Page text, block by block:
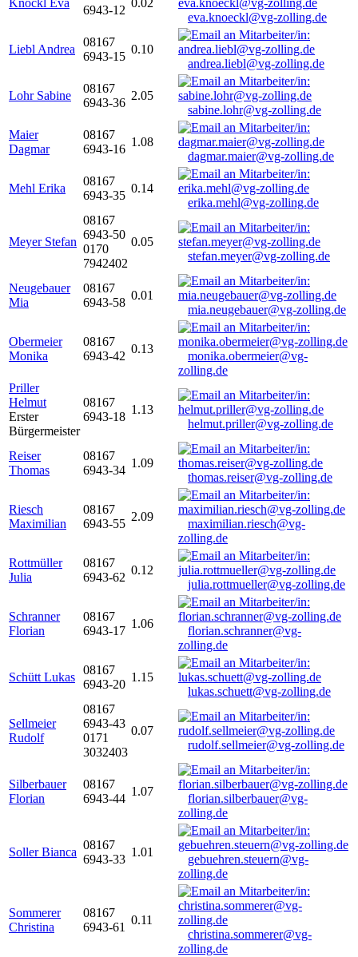
Knöckl Eva
6943-12
0.02
eva.knoeckl@vg-zolling.de
Liebl Andrea
08167
6943-15
0.10
andrea.liebl@vg-zolling.de
Lohr Sabine
08167
6943-36
2.05
sabine.lohr@vg-zolling.de
Maier
Dagmar
08167
6943-16
1.08
dagmar.maier@vg-zolling.de
Mehl Erika
08167
6943-35
0.14
erika.mehl@vg-zolling.de
Meyer Stefan
08167
6943-50
0170
7942402
0.05
stefan.meyer@vg-zolling.de
Neugebauer
Mia
08167
6943-58
0.01
mia.neugebauer@vg-zolling.de
Obermeier
Monika
08167
6943-42
0.13
monika.obermeier@vg-
zolling.de
Priller
Helmut
Erster
Bürgermeister
08167
6943-18
1.13
helmut.priller@vg-zolling.de
Reiser
Thomas
08167
6943-34
1.09
thomas.reiser@vg-zolling.de
Riesch
Maximilian
08167
6943-55
2.09
maximilian.riesch@vg-
zolling.de
Rottmüller
Julia
08167
6943-62
0.12
julia.rottmueller@vg-zolling.de
Schranner
Florian
08167
6943-17
1.06
florian.schranner@vg-
zolling.de
Schütt Lukas
08167
6943-20
1.15
lukas.schuett@vg-zolling.de
Sellmeier
Rudolf
08167
6943-43
0171
3032403
0.07
rudolf.sellmeier@vg-zolling.de
Silberbauer
Florian
08167
6943-44
1.07
florian.silberbauer@vg-
zolling.de
Soller Bianca
08167
6943-33
1.01
gebuehren.steuern@vg-
zolling.de
Sommerer
Christina
08167
6943-61
0.11
christina.sommerer@vg-
zolling.de